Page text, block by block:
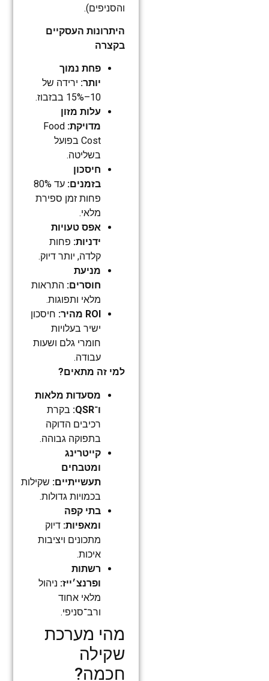
והסניפים).
היתרונות העסקיים
בקצרה
פחת נמוך
יותר: ירידה של
10–15% בבזבוז.
עלות מזון
מדויקת: Food
Cost בפועל
בשליטה.
חיסכון
בזמנים:
עד 80%
פחות זמן ספירת
מלאי.
אפס טעויות
ידניות: פחות
קלדה, יותר דיוק.
מניעת
חוסרים: התראות
מלאי ותפוגות.
ROI מהיר:
חיסכון
ישיר בעלויות
חומרי גלם ושעות
עבודה.
למי זה מתאים?
מסעדות מלאות
ו־QSR:
בקרת
רכיבים הדוקה
בתפוקה גבוהה.
קייטרינג
ומטבחים
תעשייתיים: שקילות
בכמויות גדולות.
בתי קפה
ומאפיות: דיוק
מתכונים ויציבות
איכות.
רשתות
ופרנצ׳ייז: ניהול
מלאי אחוד
ורב־סניפי.
מהי מערכת
שקילה
חכמה?